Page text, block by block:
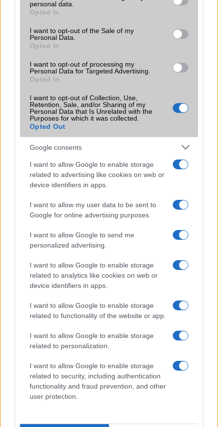
grant or deny consent to Google and its third-party tags to
use your data for below specified purposes in below Google
consent section.
personal data.
Opted In
I want to opt-out of the Sale of my
Personal Data.
Opted In
I want to opt-out of processing my
Personal Data for Targeted Advertising.
Opted In
I want to opt-out of Collection, Use,
Retention, Sale, and/or Sharing of my
Personal Data that Is Unrelated with the
Purposes for which it was collected.
Opted Out
Google consents
I want to allow Google to enable storage
related to advertising like cookies on web or
device identifiers in apps.
I want to allow my user data to be sent to
Google for online advertising purposes.
I want to allow Google to send me
personalized advertising.
I want to allow Google to enable storage
related to analytics like cookies on web or
device identifiers in apps.
I want to allow Google to enable storage
related to functionality of the website or app.
I want to allow Google to enable storage
related to personalization.
I want to allow Google to enable storage
related to security, including authentication
functionality and fraud prevention, and other
user protection.
Realme
Samsung
Xiaomi
Összes márka
Keressen a telefonboltok ajánlatai között!
TELEFONOK GYORSLISTA